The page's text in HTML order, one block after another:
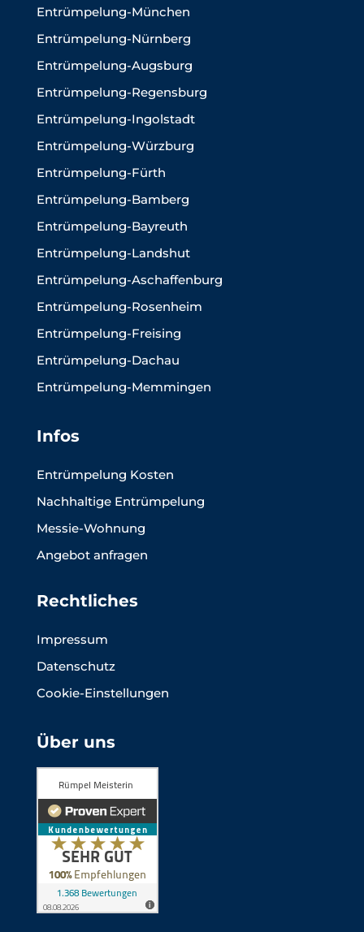
Entrümpelung-München
Entrümpelung-Nürnberg
Entrümpelung-Augsburg
Entrümpelung-Regensburg
Entrümpelung-Ingolstadt
Entrümpelung-Würzburg
Entrümpelung-Fürth
Entrümpelung-Bamberg
Entrümpelung-Bayreuth
Entrümpelung-Landshut
Entrümpelung-Aschaffenburg
Entrümpelung-Rosenheim
Entrümpelung-Freising
Entrümpelung-Dachau
Entrümpelung-Memmingen
Infos
Entrümpelung Kosten
Nachhaltige Entrümpelung
Messie-Wohnung
Angebot anfragen
Rechtliches
Impressum
Datenschutz
Cookie-Einstellungen
Über uns